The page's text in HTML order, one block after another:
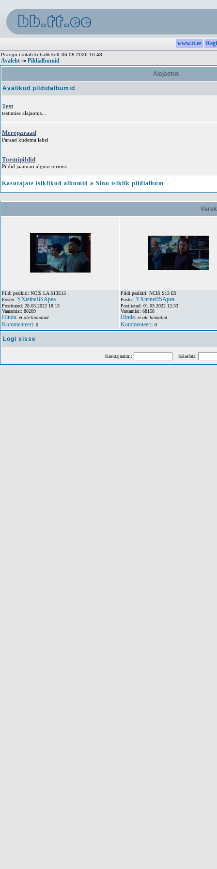
www.tt.ee
Praegu näitab kohalik kell: 06.08.2026 16:48
Avaleht -> Pildialbumid
Alajaotus
Avalikud pildidalbumid
Test
testimise alajaotus...
Mereparaad
Paraad küdema lahel
Tormipildid
Pildid jaanuari alguse tormist
Kasutajate isiklikud albumid » Sinu isiklik pildialbum
Pildi pealkiri: NCIS LA S13E13
Poster: YXteineBSApea
Postitatud: 28.03.2022 18:13
Vaatamisi: 80209
Hinda: ei ole hinnatud
Kommenteeri: 0
Pildi pealkiri: NCIS S13 E9
Poster: YXteineBSApea
Postitatud: 01.03.2022 12:33
Vaatamisi: 68158
Hinda: ei ole hinnatud
Kommenteeri: 0
Logi sisse
Kasutajanimi: Salasõna: